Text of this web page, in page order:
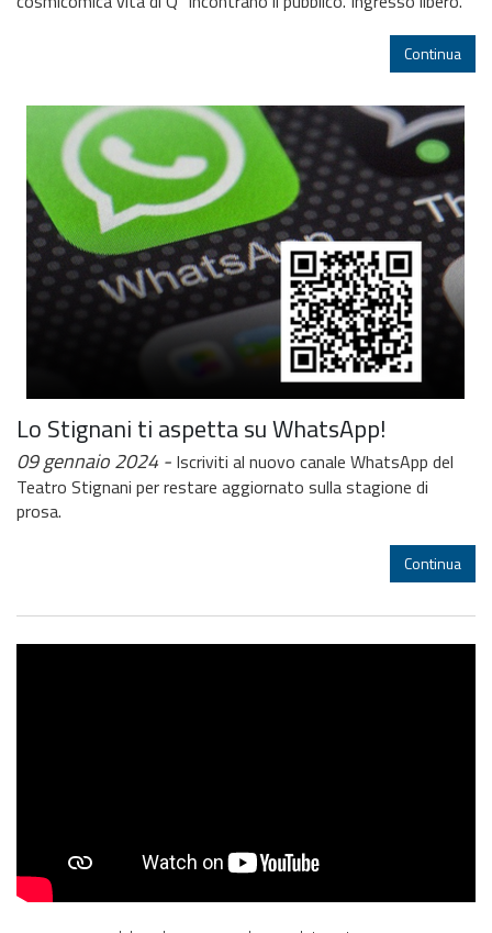
Continua
Lo Stignani ti aspetta su WhatsApp!
09 gennaio 2024
Iscriviti al nuovo canale WhatsApp del
Teatro Stignani per restare aggiornato sulla stagione di
prosa.
Continua